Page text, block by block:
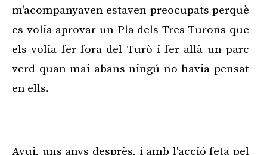
m'acompanyaven estaven preocupats perquè
es volia aprovar un Pla dels Tres Turons que
els volia fer fora del Turò i fer allà un parc
verd quan mai abans ningú no havia pensat
en ells.
Avui, uns anys desprès, i amb l'acció feta pel